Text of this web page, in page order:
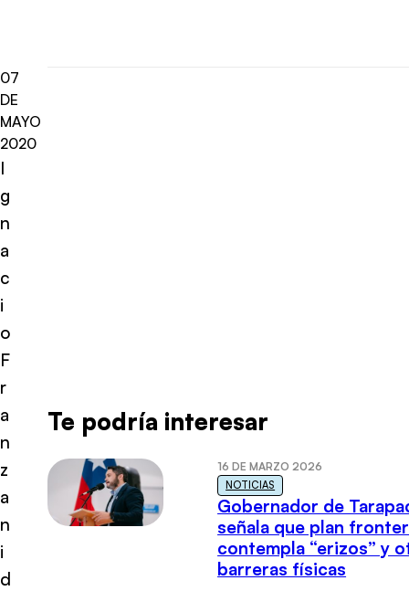
07
DE
MAYO
2020
I
g
n
a
c
i
o
F
r
a
n
z
a
n
i
d
Te podría interesar
16 DE MARZO 2026
NOTICIAS
Gobernador de
señala que plan
contempla “erizos” y
barreras físicas